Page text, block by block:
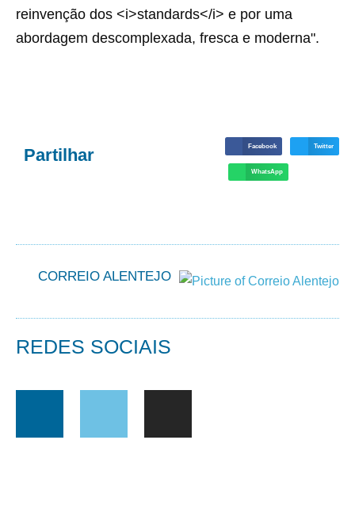
reinvenção dos <i>standards</i> e por uma
abordagem descomplexada, fresca e moderna".
Partilhar Facebook Twitter
WhatsApp
CORREIO ALENTEJO
REDES SOCIAIS